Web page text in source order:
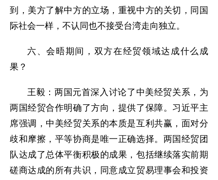
到，美方了解中方的立场，重视中方的关切，同国
际社会一样，不认同也不接受台湾走向独立。
六、会晤期间，双方在经贸领域达成什么成
果？
王毅：两国元首深入讨论了中美经贸关系，为
两国经贸合作明确了方向，提供了保障。习近平主
席强调，中美经贸关系的本质是互利共赢，面对分
歧和摩擦，平等协商是唯一正确选择。两国经贸团
队达成了总体平衡积极的成果，包括继续落实前期
磋商达成的所有共识，同意成立贸易理事会和投资